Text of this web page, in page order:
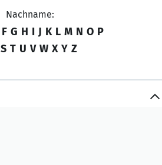
Nachname:
F G H I J K L M N O P
S T U V W X Y Z